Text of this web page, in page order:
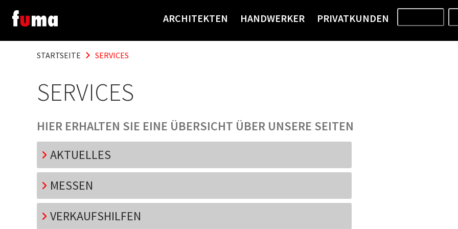
ARCHITEKTEN HANDWERKER PRIVATKUNDEN
STARTSEITE SERVICES
SERVICES
HIER ERHALTEN SIE EINE ÜBERSICHT ÜBER UNSERE SEITEN
AKTUELLES
MESSEN
VERKAUFSHILFEN